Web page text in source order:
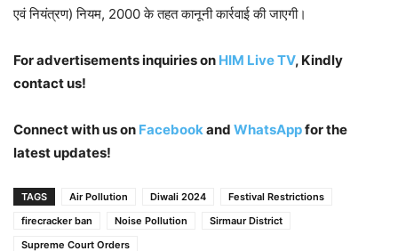
एवं नियंत्रण) नियम, 2000 के तहत कानूनी कार्रवाई की जाएगी।
For advertisements inquiries on HIM Live TV, Kindly
contact us!
Connect with us on Facebook and WhatsAppfor the
latest updates!
TAGS Air Pollution Diwali 2024
Festival Restrictions
firecracker ban
Noise Pollution
Sirmaur District
Supreme Court Orders